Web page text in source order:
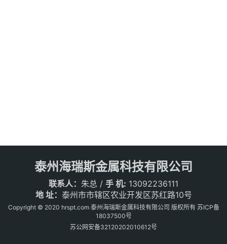
泰州海瑞斯金属科技有限公司
联系人： 朱总 / 手 机: 13092236111
地 址： 泰州市市辖区农业开发区苏红路10号
Copyright © 2020 hrspt.com 泰州海瑞斯金属科技有限公司 版权所有 苏ICP备
18037500号
苏公网安备32120202010612号